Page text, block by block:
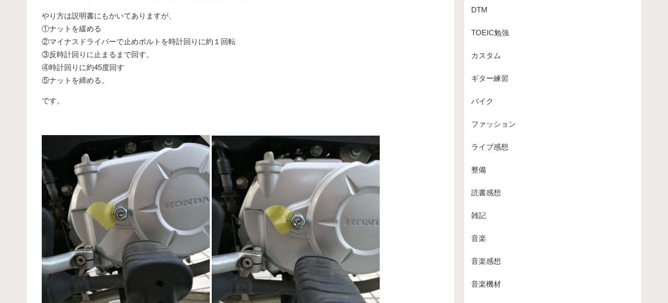
やり方は説明書にもかいてありますが、
①ナットを緩める
②マイナスドライバーで止めボルトを時計回りに約１回転
③反時計回りに止まるまで回す。
④時計回りに約45度回す
⑤ナットを締める。
です。
DTM
TOEIC勉強
カスタム
ギター練習
バイク
ファッション
ライブ感想
整備
読書感想
雑記
音楽
音楽感想
音楽機材